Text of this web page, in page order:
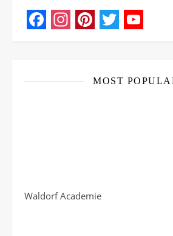
Facebook
Instagram
Pinterest
Twitter
MOST
Waldorf Academie